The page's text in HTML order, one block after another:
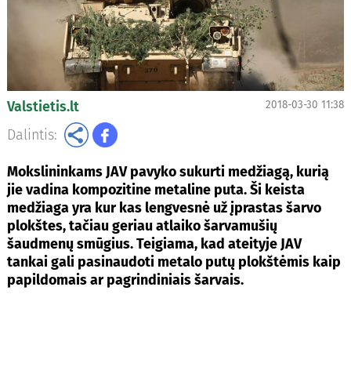
Valstietis.lt 2018-03-30 11:38
Dalintis:
Mokslininkams JAV pavyko sukurti medžiagą, kurią
jie vadina kompozitine metaline puta. Ši keista
medžiaga yra kur kas lengvesnė už įprastas šarvo
plokštes, tačiau geriau atlaiko šarvamušių
šaudmenų smūgius. Teigiama, kad ateityje JAV
tankai gali pasinaudoti metalo putų plokštėmis kaip
papildomais ar pagrindiniais šarvais.